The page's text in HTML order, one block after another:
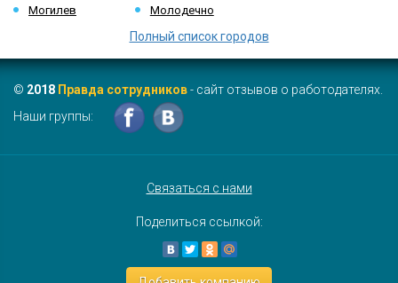
Могилев
Молодечно
Полный список городов
© 2018 Правда сотрудников- сайт отзывов о работодателях.
Наши группы:
Связаться с нами
Поделиться ссылкой: